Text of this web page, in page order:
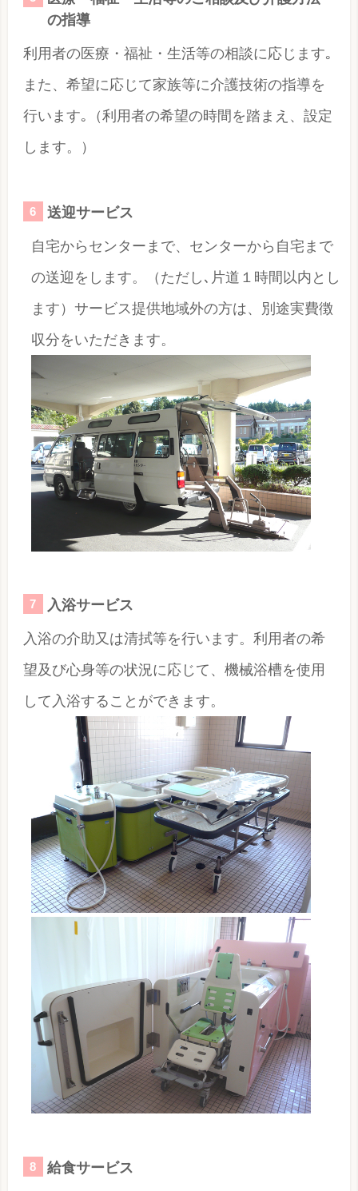
の指導
利用者の医療・福祉・生活等の相談に応じます｡
また、希望に応じて家族等に介護技術の指導を
行います｡（利用者の希望の時間を踏まえ、設定
します。）
送迎サービス
自宅からセンターまで、センターから自宅まで
の送迎をします。（ただし､片道１時間以内とし
ます）サービス提供地域外の方は、別途実費徴
収分をいただきます。
入浴サービス
入浴の介助又は清拭等を行います。利用者の希
望及び心身等の状況に応じて、機械浴槽を使用
して入浴することができます。
給食サービス